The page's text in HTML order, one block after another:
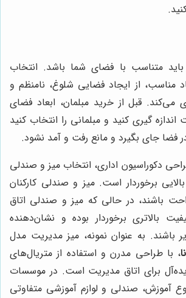
باید متناسب با فضای شما باشد. انتخاب
مناسب، از ایجاد فضایی شلوغ، نامنظم و
می‌کند. قبل از خرید مبلمان، ابعاد فضای
گیری کنید و مبلمانی را انتخاب کنید
فضا جای بگیرد و مانع رفت و آمد نشود.
دکوراسیون اداری، انتخاب میز و صندلی
برخوردار است. میز و صندلی کارکنان
باشند، در حالی که میز و صندلی اتاق
بالاتری برخوردار بوده و نشان‌دهنده
باشند. به عنوان نمونه، میز مدیریت مدل
، با طراحی مدرن و استفاده از متریال‌های
برای اتاق مدیریت است. در موسسات
آموزش، صندلی و لوازم آموزشی متفاوتی